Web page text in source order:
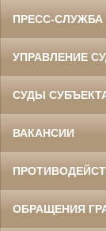
ПРЕСС-СЛУЖБА
УПРАВЛЕНИЕ
СУДЫ
ВАКАНСИИ
ОБРАЩЕНИЯ